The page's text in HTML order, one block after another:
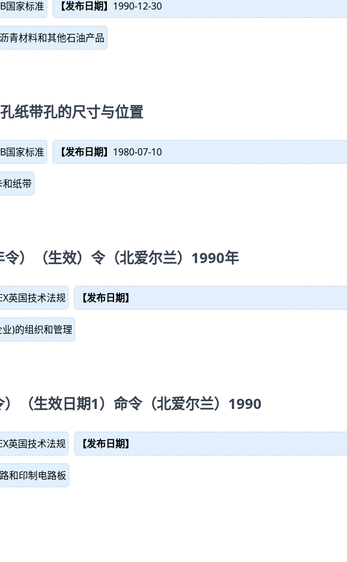
国家标准 【发布日期】 1990-12-30
青材料和其他石油产品
纸带孔的尺寸与位置
国家标准 【发布日期】 1980-07-10
和纸带
）（生效）令（北爱尔兰）1990年
英国技术法规 【发布日期】
)的组织和管理
（生效日期1）命令（北爱尔兰）1990
英国技术法规 【发布日期】
和印制电路板